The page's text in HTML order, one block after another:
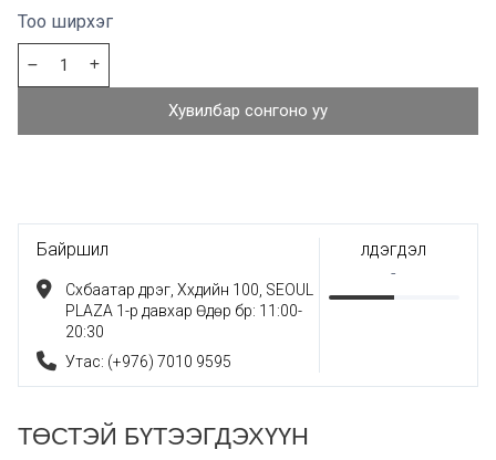
Тоо ширхэг
Хувилбар сонгоно уу
Байршил
Сүхбаатар дүүрэг, Xүүхдийн 100, SEOUL
PLAZA 1-р давхар Өдөр бүр: 11:00-
20:30
Утас: (+976) 7010 9595
Үлдэгдэл
-
ТӨСТЭЙ БҮТЭЭГДЭХҮҮН